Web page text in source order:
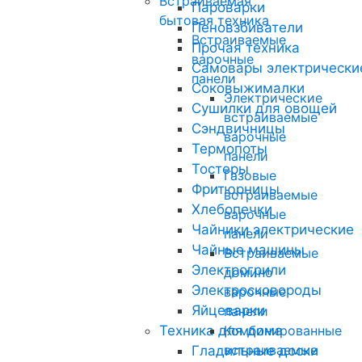
Пароварки
Пеновзбиватели
Прочая техника
Самовары
Соковыжималки
Сушилки для овощей
Сэндвичницы
Термопоты
Тостеры
Фритюрницы
Хлебопечки
Чайники электрические
Чайные машины
Электрогрили
Электросковороды
Яйцеварки
Техника для дома
Гладильные доски
бытовая техника
Встраиваемые
варочные
панели
Электрические
встраиваемые
варочные
панели
Газовые
встраиваемые
варочные
панели
Встраиваемые
домино
варочные
панели
Комбинированные
встраиваемые